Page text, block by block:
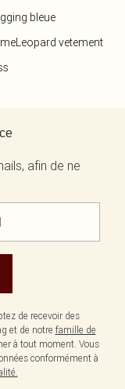
bleue
Leopard vetement
afin de ne
de recevoir des
et de notre famille de
à tout moment. Vous
conformément à